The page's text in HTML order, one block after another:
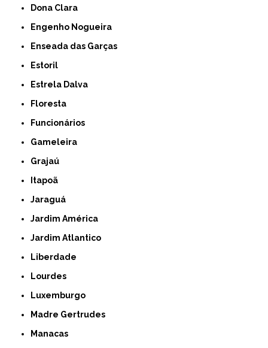
Dona Clara
Engenho Nogueira
Enseada das Garças
Estoril
Estrela Dalva
Floresta
Funcionários
Gameleira
Grajaú
Itapoã
Jaraguá
Jardim América
Jardim Atlantico
Liberdade
Lourdes
Luxemburgo
Madre Gertrudes
Manacas